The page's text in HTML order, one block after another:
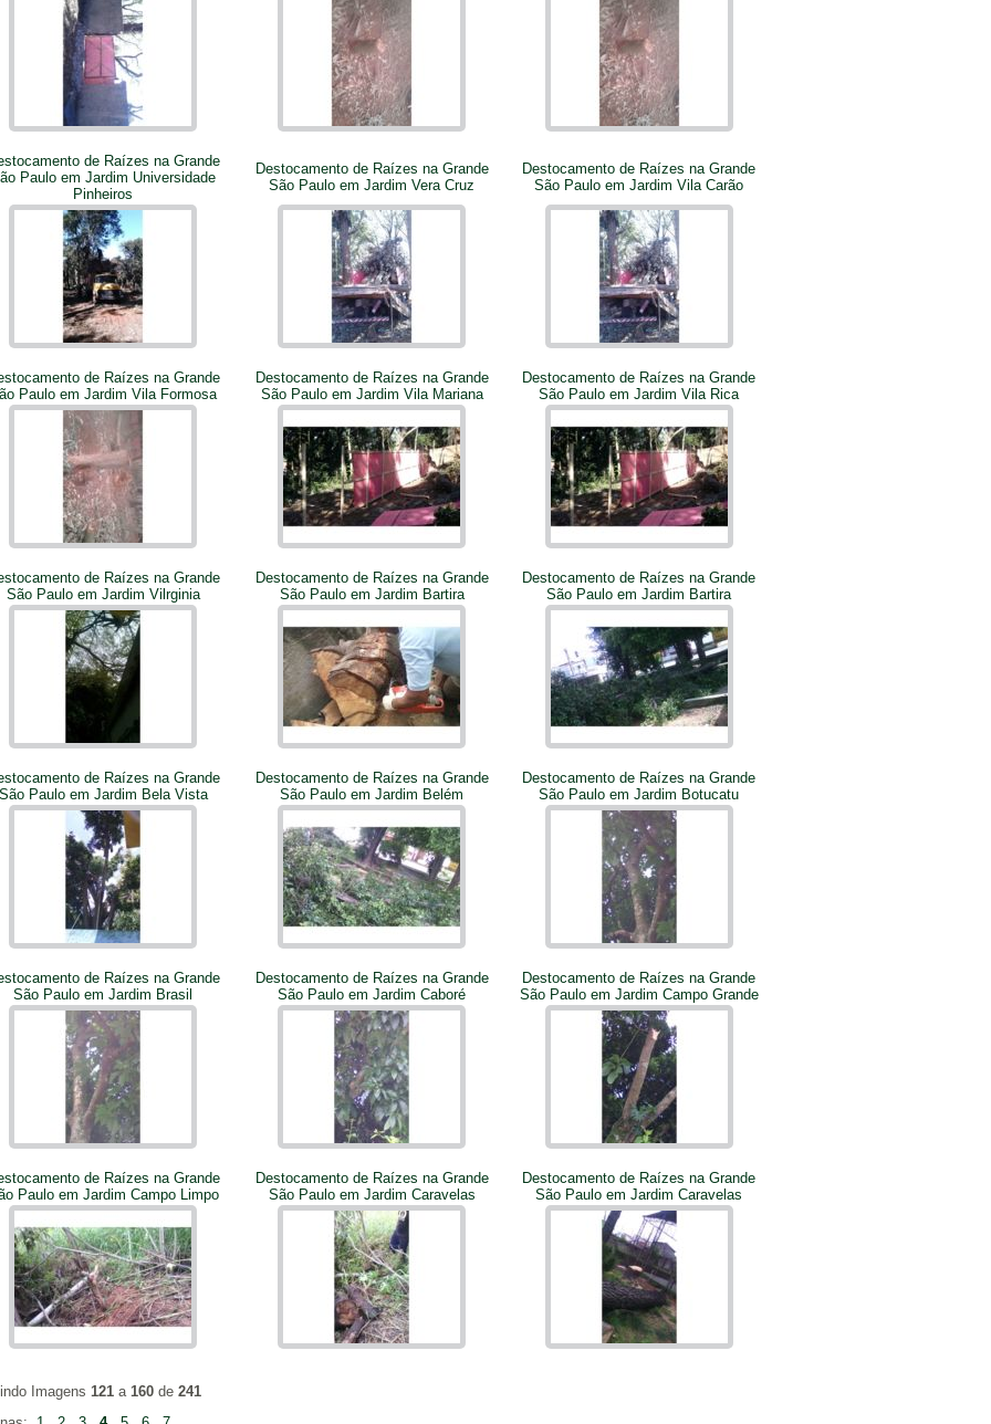
de Raízes na Grande
Paulo em Jardim Universidade
Pinheiros
Destocamento de Raízes na Grande
São Paulo em Jardim Vera Cruz
Destocamento de Raízes na Grande
São Paulo em Jardim Vila Carão
de Raízes na Grande
Paulo em Jardim Vila Formosa
Destocamento de Raízes na Grande
São Paulo em Jardim Vila Mariana
Destocamento de Raízes na Grande
São Paulo em Jardim Vila Rica
de Raízes na Grande
São Paulo em Jardim Vilrginia
Destocamento de Raízes na Grande
São Paulo em Jardim Bartira
Destocamento de Raízes na Grande
São Paulo em Jardim Bartira
de Raízes na Grande
Paulo em Jardim Bela Vista
Destocamento de Raízes na Grande
São Paulo em Jardim Belém
Destocamento de Raízes na Grande
São Paulo em Jardim Botucatu
de Raízes na Grande
São Paulo em Jardim Brasil
Destocamento de Raízes na Grande
São Paulo em Jardim Caboré
Destocamento de Raízes na Grande
São Paulo em Jardim Campo Grande
de Raízes na Grande
Paulo em Jardim Campo Limpo
Destocamento de Raízes na Grande
São Paulo em Jardim Caravelas
Destocamento de Raízes na Grande
São Paulo em Jardim Caravelas
Imagens 121a 160de 241